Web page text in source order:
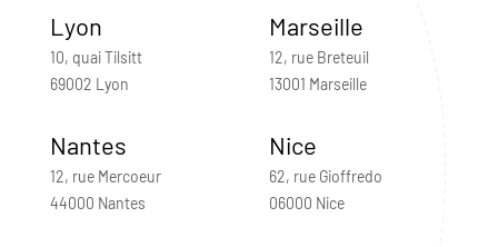
Lyon
10, quai Tilsitt
69002 Lyon
Marseille
12, rue Breteuil
13001 Marseille
Nantes
12, rue Mercoeur
44000 Nantes
Nice
62, rue Gioffredo
06000 Nice